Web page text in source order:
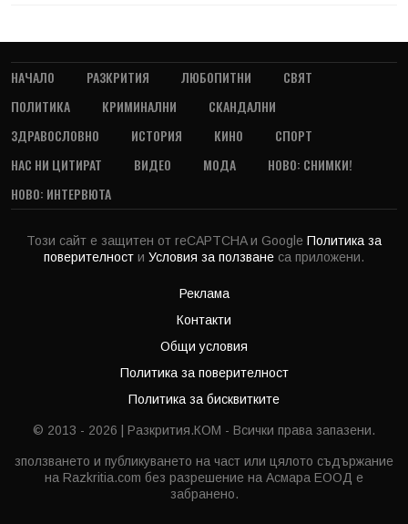
НАЧАЛО РАЗКРИТИЯ ЛЮБОПИТНИ
СВЯТ
ПОЛИТИКА
КРИМИНАЛНИ
СКАНДАЛНИ
ЗДРАВОСЛОВНО
ИСТОРИЯ КИНО
СПОРТ
НАС НИ ЦИТИРАТ
ВИДЕО МОДА
НОВО: СНИМКИ!
НОВО: ИНТЕРВЮТА
Този сайт е защитен от reCAPTCHA и Google Политика за
поверителност и Условия за ползване са приложени.
Реклама
Контакти
Общи условия
Политика за поверителност
Политика за бисквитките
© 2013 - 2026 | Разкрития.КОМ - Всички права запазени.
зползването и публикуването на част или цялото съдържание
на Razkritia.com без разрешение на Асмара ЕООД е
забранено.